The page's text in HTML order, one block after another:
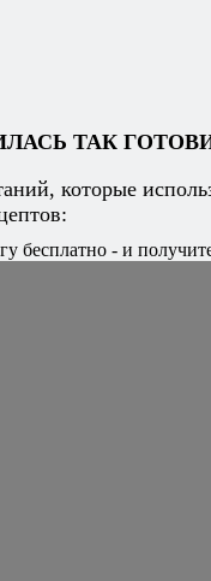
рекламы
ТАК
которые
бесплатно - и